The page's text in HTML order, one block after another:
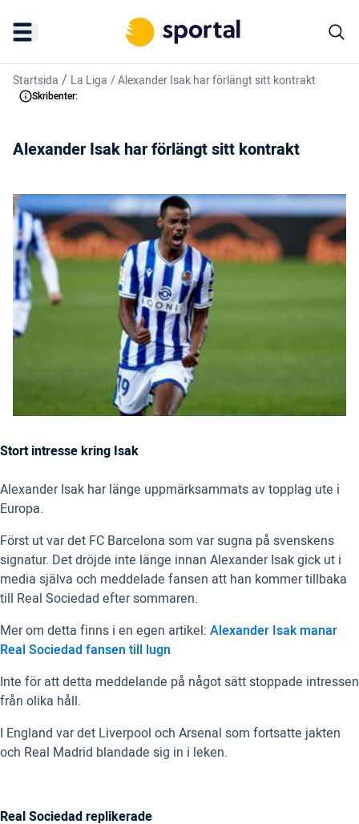
Startsida / La Liga /Alexander Isak har förlängt sitt kontrakt
Skribenter:
Alexander Isak har förlängt sitt kontrakt
Stort intresse kring Isak
Alexander Isak har länge uppmärksammats av topplag ute i
Europa.
Först ut var det FC Barcelona som var sugna på svenskens
signatur. Det dröjde inte länge innan Alexander Isak gick ut i
media själva och meddelade fansen att han kommer tillbaka
till Real Sociedad efter sommaren.
Mer om detta finns i en egen artikel: Alexander Isak manar
Real Sociedad fansen till lugn
Inte för att detta meddelande på något sätt stoppade intressen
från olika håll.
I England var det Liverpool och Arsenal som fortsatte jakten
och Real Madrid blandade sig in i leken.
Real Sociedad replikerade